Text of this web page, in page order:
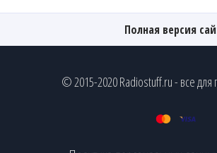
Полная версия
© 2015-2020 Radiostuff.ru - все для